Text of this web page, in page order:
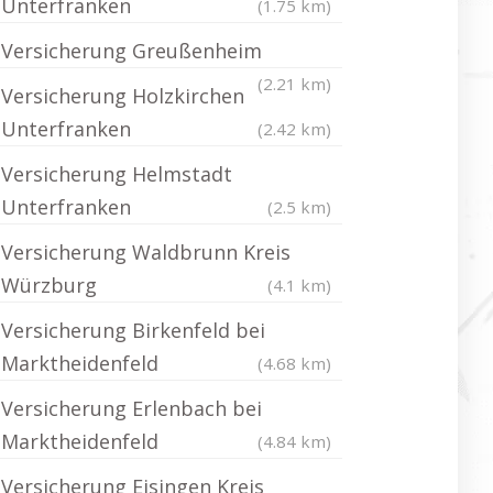
Unterfranken
(1.75 km)
Versicherung Greußenheim
(2.21 km)
Versicherung Holzkirchen
Unterfranken
(2.42 km)
Versicherung Helmstadt
Unterfranken
(2.5 km)
Versicherung Waldbrunn Kreis
Würzburg
(4.1 km)
Versicherung Birkenfeld bei
Marktheidenfeld
(4.68 km)
Versicherung Erlenbach bei
Marktheidenfeld
(4.84 km)
Versicherung Eisingen Kreis